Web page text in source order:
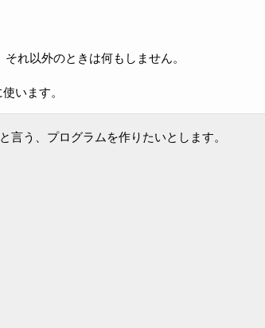
れ以外のときは何もしません。
います。
言う、プログラムを作りたいとします。